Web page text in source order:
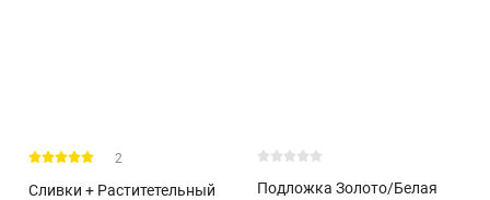
2
Сливки + Раститетельный
Подложка Золото/Белая